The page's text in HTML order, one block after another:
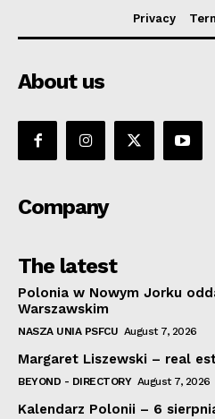
Privacy
About us
Company
The latest
Polonia w Nowym Jorku
Warszawskim
NASZA UNIA PSFCU August 7, 2026
Margaret Liszewski – real
BEYOND - DIRECTORY August 7, 2026
Kalendarz Polonii – 6